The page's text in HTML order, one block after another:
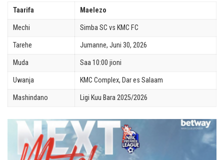
Taarifa Maelezo
Mechi Simba SC vs KMC FC
Tarehe Jumanne, Juni 30, 2026
Muda Saa 10:00 jioni
Uwanja KMC Complex, Dar es Salaam
Mashindano Ligi Kuu Bara 2025/2026